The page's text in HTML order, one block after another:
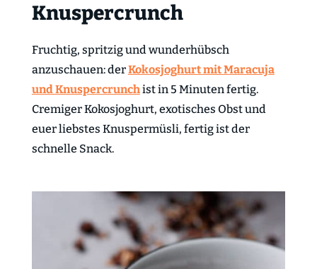
Knuspercrunch
Fruchtig, spritzig und wunderhübsch
anzuschauen: derKokosjoghurt mit Maracuja
und Knuspercrunchist in 5 Minuten fertig.
Cremiger Kokosjoghurt, exotisches Obst und
euer liebstes Knuspermüsli, fertig ist der
schnelle Snack.